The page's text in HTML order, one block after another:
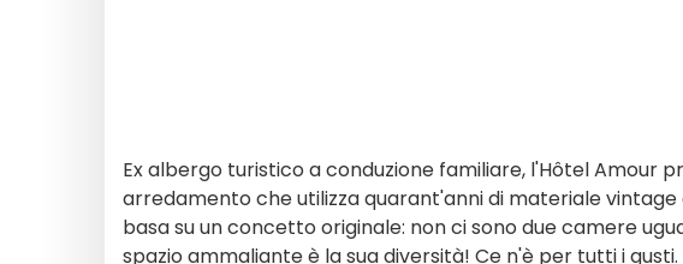
Ex albergo turistico a conduzione familiare, l'Hôtel Amour
arredamento che utilizza quarant'anni di materiale
basa su un concetto originale: non ci sono due camere
spazio ammaliante è la sua diversità! Ce n'è per tutti i gusti.